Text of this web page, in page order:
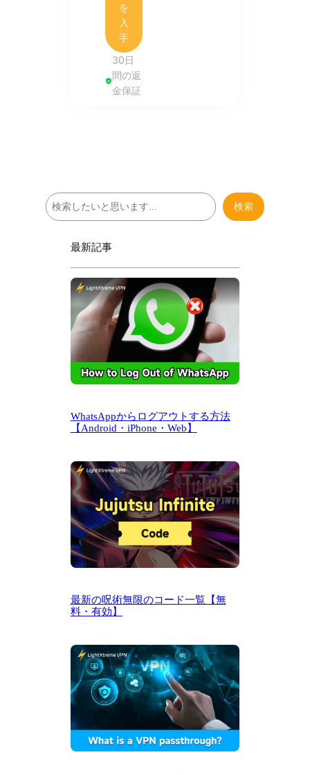
を
入
手
30日
間の返
金保証
検
索
検索
最新記事
WhatsAppからログアウトする方法
【Android・iPhone・Web】
最新の呪術無限のコード一覧【無
料・有効】